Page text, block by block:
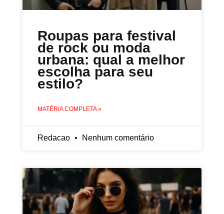
Roupas para festival
de rock ou moda
urbana: qual a melhor
escolha para seu
estilo?
MATÉRIA COMPLETA »
Redacao Nenhum comentário